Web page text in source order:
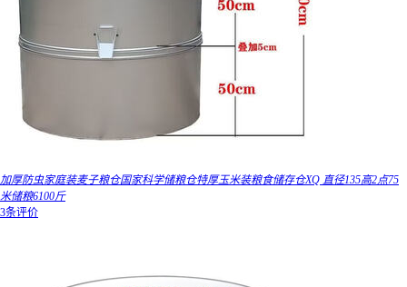
加厚防虫家庭装麦子粮仓国家科学储粮仓特厚玉米装粮食储存仓XQ 直径135高2点75
米储粮6100斤
3条评价